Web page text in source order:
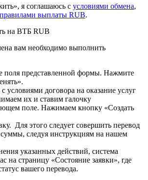
я соглашаюсь с условиями обмена,
правилами выплаты RUB.
на ВТБ RUB
вам необходимо выполнить
поля представленной формы. Нажмите
условиями договора на оказание услуг
их и ставим галочку
поле. Нажимаем кнопку «Создать
Для этого следует совершить перевод
следуя инструкциям на нашем
указанных действий, система
на страницу «Состояние заявки», где
вашего перевода.